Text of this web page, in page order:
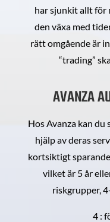
har sjunkit allt för
den växa med
rätt omgående är
“trading”
AVANZA
Hos Avanza kan
hjälp av deras
kortsiktigt
vilket är 5 år
riskgrupper,
4 :